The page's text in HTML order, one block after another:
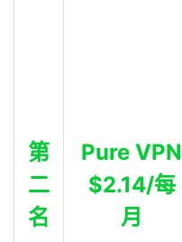
第
二
名
Pure VPN
$2.14/每
月